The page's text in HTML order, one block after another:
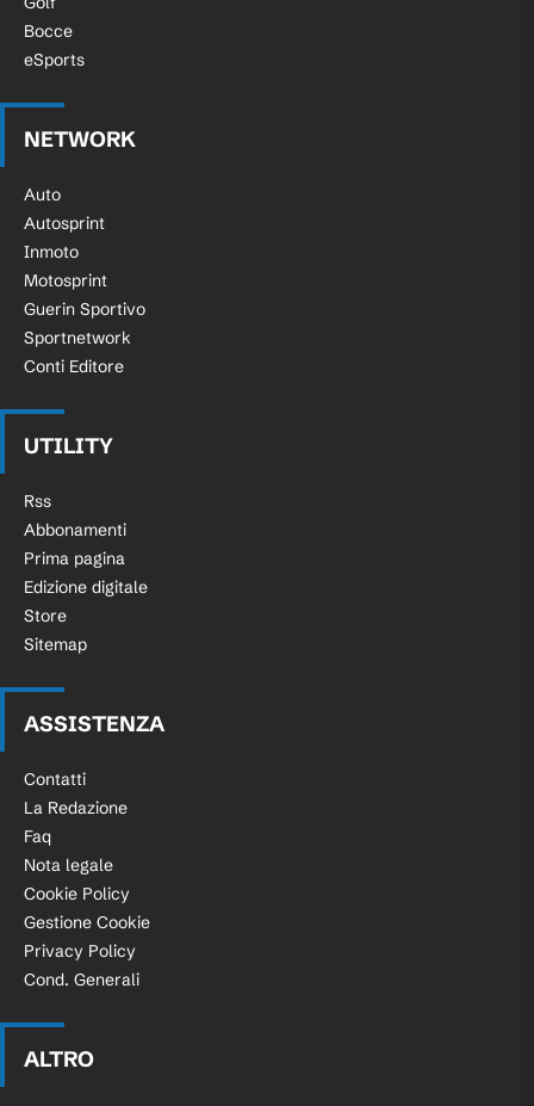
Bocce
eSports
NETWORK
Auto
Autosprint
Inmoto
Motosprint
Guerin Sportivo
Sportnetwork
Conti Editore
UTILITY
Rss
Abbonamenti
Prima pagina
Edizione digitale
Store
Sitemap
ASSISTENZA
Contatti
La Redazione
Faq
Nota legale
Cookie Policy
Gestione Cookie
Privacy Policy
Cond. Generali
ALTRO